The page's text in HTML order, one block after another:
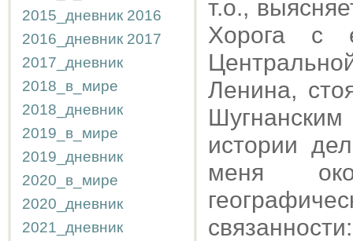
2015_дневник 2016
2016_дневник 2017
2017_дневник
2018_в_мире
2018_дневник
2019_в_мире
2019_дневник
2020_в_мире
2020_дневник
2021_дневник
т.о.,
Хорога с
Ленина,
истории
меня